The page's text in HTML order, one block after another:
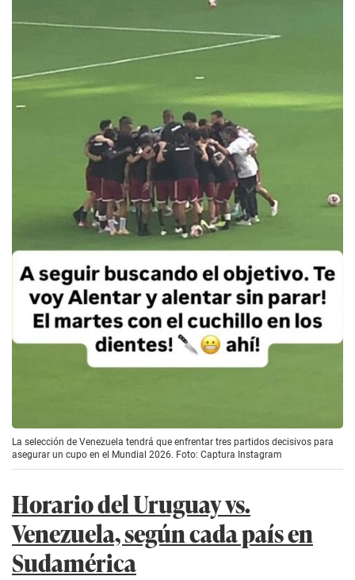
La selección de Venezuela tendrá que enfrentar tres partidos decisivos para
asegurar un cupo en el Mundial 2026. Foto: Captura Instagram
Horario del Uruguay vs.
Venezuela, según cada país en
Sudamérica